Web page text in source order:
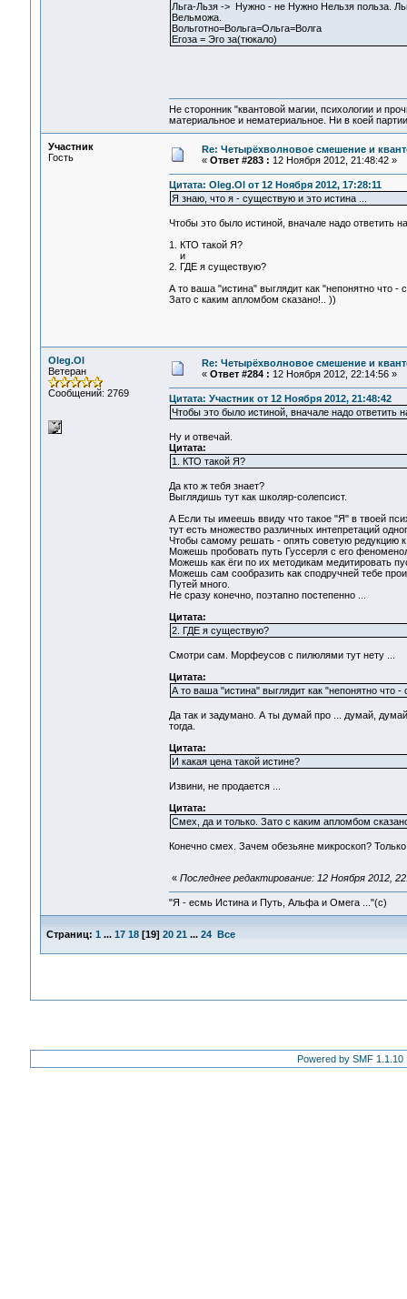
Льга-Льзя -> Нужно - не Нужно Нельзя польза.
Вельможа.
Вольготно=Вольга=Ольга=Волга
Егоза = Эго за(тюкало)
Не сторонник "квантовой магии, психологии и
материальное и нематериальное. Ни в коей
Участник
Гость
Re: Четырёхволновое смешение и
« Ответ #283 : 12 Ноября 2012, 21:48:42 »
Цитата: Oleg.Ol от 12 Ноября 2012, 17:28:11
Я знаю, что я - существую и это истина ...
Чтобы это было истиной, вначале надо ответить
1. КТО такой Я?
и
2. ГДЕ я существую?
А то ваша "истина" выглядит как "непонятно что -
Зато с каким апломбом сказано!.. ))
Oleg.Ol
Ветеран
Сообщений: 2769
Re: Четырёхволновое смешение и
« Ответ #284 : 12 Ноября 2012, 22:14:56 »
Цитата: Участник от 12 Ноября 2012, 21:48:42
Чтобы это было истиной, вначале надо ответить
Ну и отвечай.
Цитата:
1. КТО такой Я?
Да кто ж тебя знает?
Выглядишь тут как школяр-солепсист.
А Если ты имеешь ввиду что такое "Я" в твоей
тут есть множество различных интепретаций
Чтобы самому решать - опять советую редукцию
Можешь пробовать путь Гуссерля с его
Можешь как ёги по их методикам медитировать
Можешь сам сообразить как сподручней тебе
Путей много.
Не сразу конечно, поэтапно постепенно ...
Цитата:
2. ГДЕ я существую?
Смотри сам. Морфеусов с пилюлями тут нету ...
Цитата:
А то ваша "истина" выглядит как "непонятно что -
Да так и задумано. А ты думай про ... думай,
тогда.
Цитата:
И какая цена такой истине?
Извини, не продается ...
Цитата:
Смех, да и только. Зато с каким апломбом
Конечно смех. Зачем обезьяне микроскоп?
« Последнее редактирование: 12 Ноября 2012,
"Я - есмь Истина и Путь, Альфа и Омега ..."(с)
Страниц: 1 ... 17 18[19] 20 21 ... 24 Все
Powered by SMF 1.1.10